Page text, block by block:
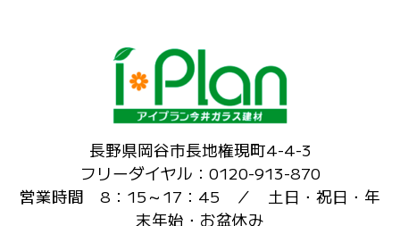
長野県岡谷市長地権現町4-4-3
フリーダイヤル：0120-913-870
営業時間 8：15～17：45 ／ 土日・祝日・年
末年始・お盆休み